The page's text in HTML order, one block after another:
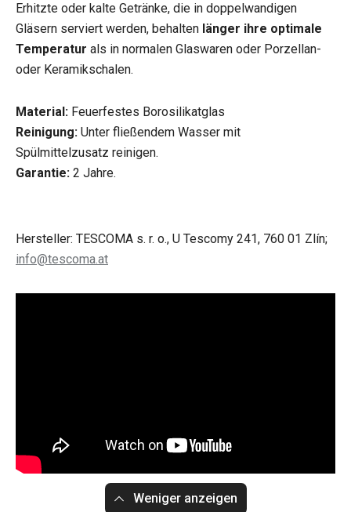
Erhitzte oder kalte Getränke, die in doppelwandigen
Gläsern serviert werden, behalten länger ihre optimale
Temperatur als in normalen Glaswaren oder Porzellan-
oder Keramikschalen.
Material: Feuerfestes Borosilikatglas
Reinigung: Unter fließendem Wasser mit
Spülmittelzusatz reinigen.
Garantie: 2 Jahre.
Hersteller: TESCOMA s. r. o., U Tescomy 241, 760 01 Zlín;
info@tescoma.at
Weniger anzeigen